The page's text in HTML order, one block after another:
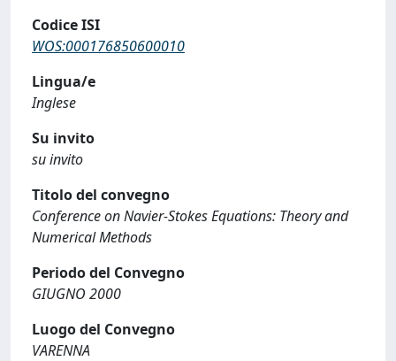
Codice ISI
WOS:000176850600010
Lingua/e
Inglese
Su invito
su invito
Titolo del convegno
Conference on Navier-Stokes Equations: Theory and
Numerical Methods
Periodo del Convegno
GIUGNO 2000
Luogo del Convegno
VARENNA